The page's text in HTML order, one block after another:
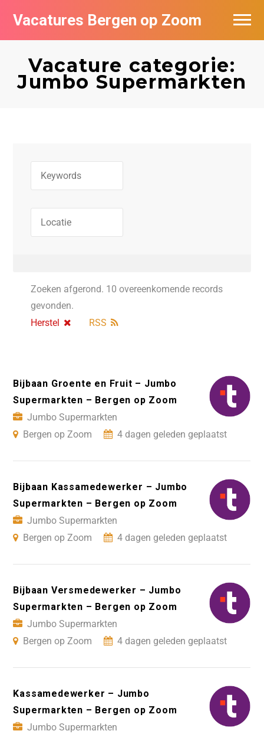
Vacatures Bergen op Zoom
Vacature categorie:
Jumbo Supermarkten
Zoeken afgerond. 10 overeenkomende records
gevonden.
Herstel
RSS
Bijbaan Groente en Fruit – Jumbo
Supermarkten – Bergen op Zoom
Jumbo Supermarkten
Bergen op Zoom
4 dagen geleden geplaatst
Bijbaan Kassamedewerker – Jumbo
Supermarkten – Bergen op Zoom
Jumbo Supermarkten
Bergen op Zoom
4 dagen geleden geplaatst
Bijbaan Versmedewerker – Jumbo
Supermarkten – Bergen op Zoom
Jumbo Supermarkten
Bergen op Zoom
4 dagen geleden geplaatst
Kassamedewerker – Jumbo
Supermarkten – Bergen op Zoom
Jumbo Supermarkten
Vacatures per bedrijf
De populairste vacatures in Bergen op
Zoom